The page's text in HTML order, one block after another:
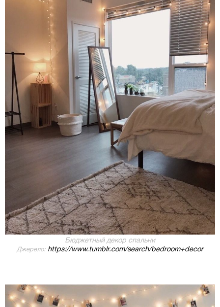
Бюджетный декор спальни
Джерело: https://www.tumblr.com/search/bedroom+decor